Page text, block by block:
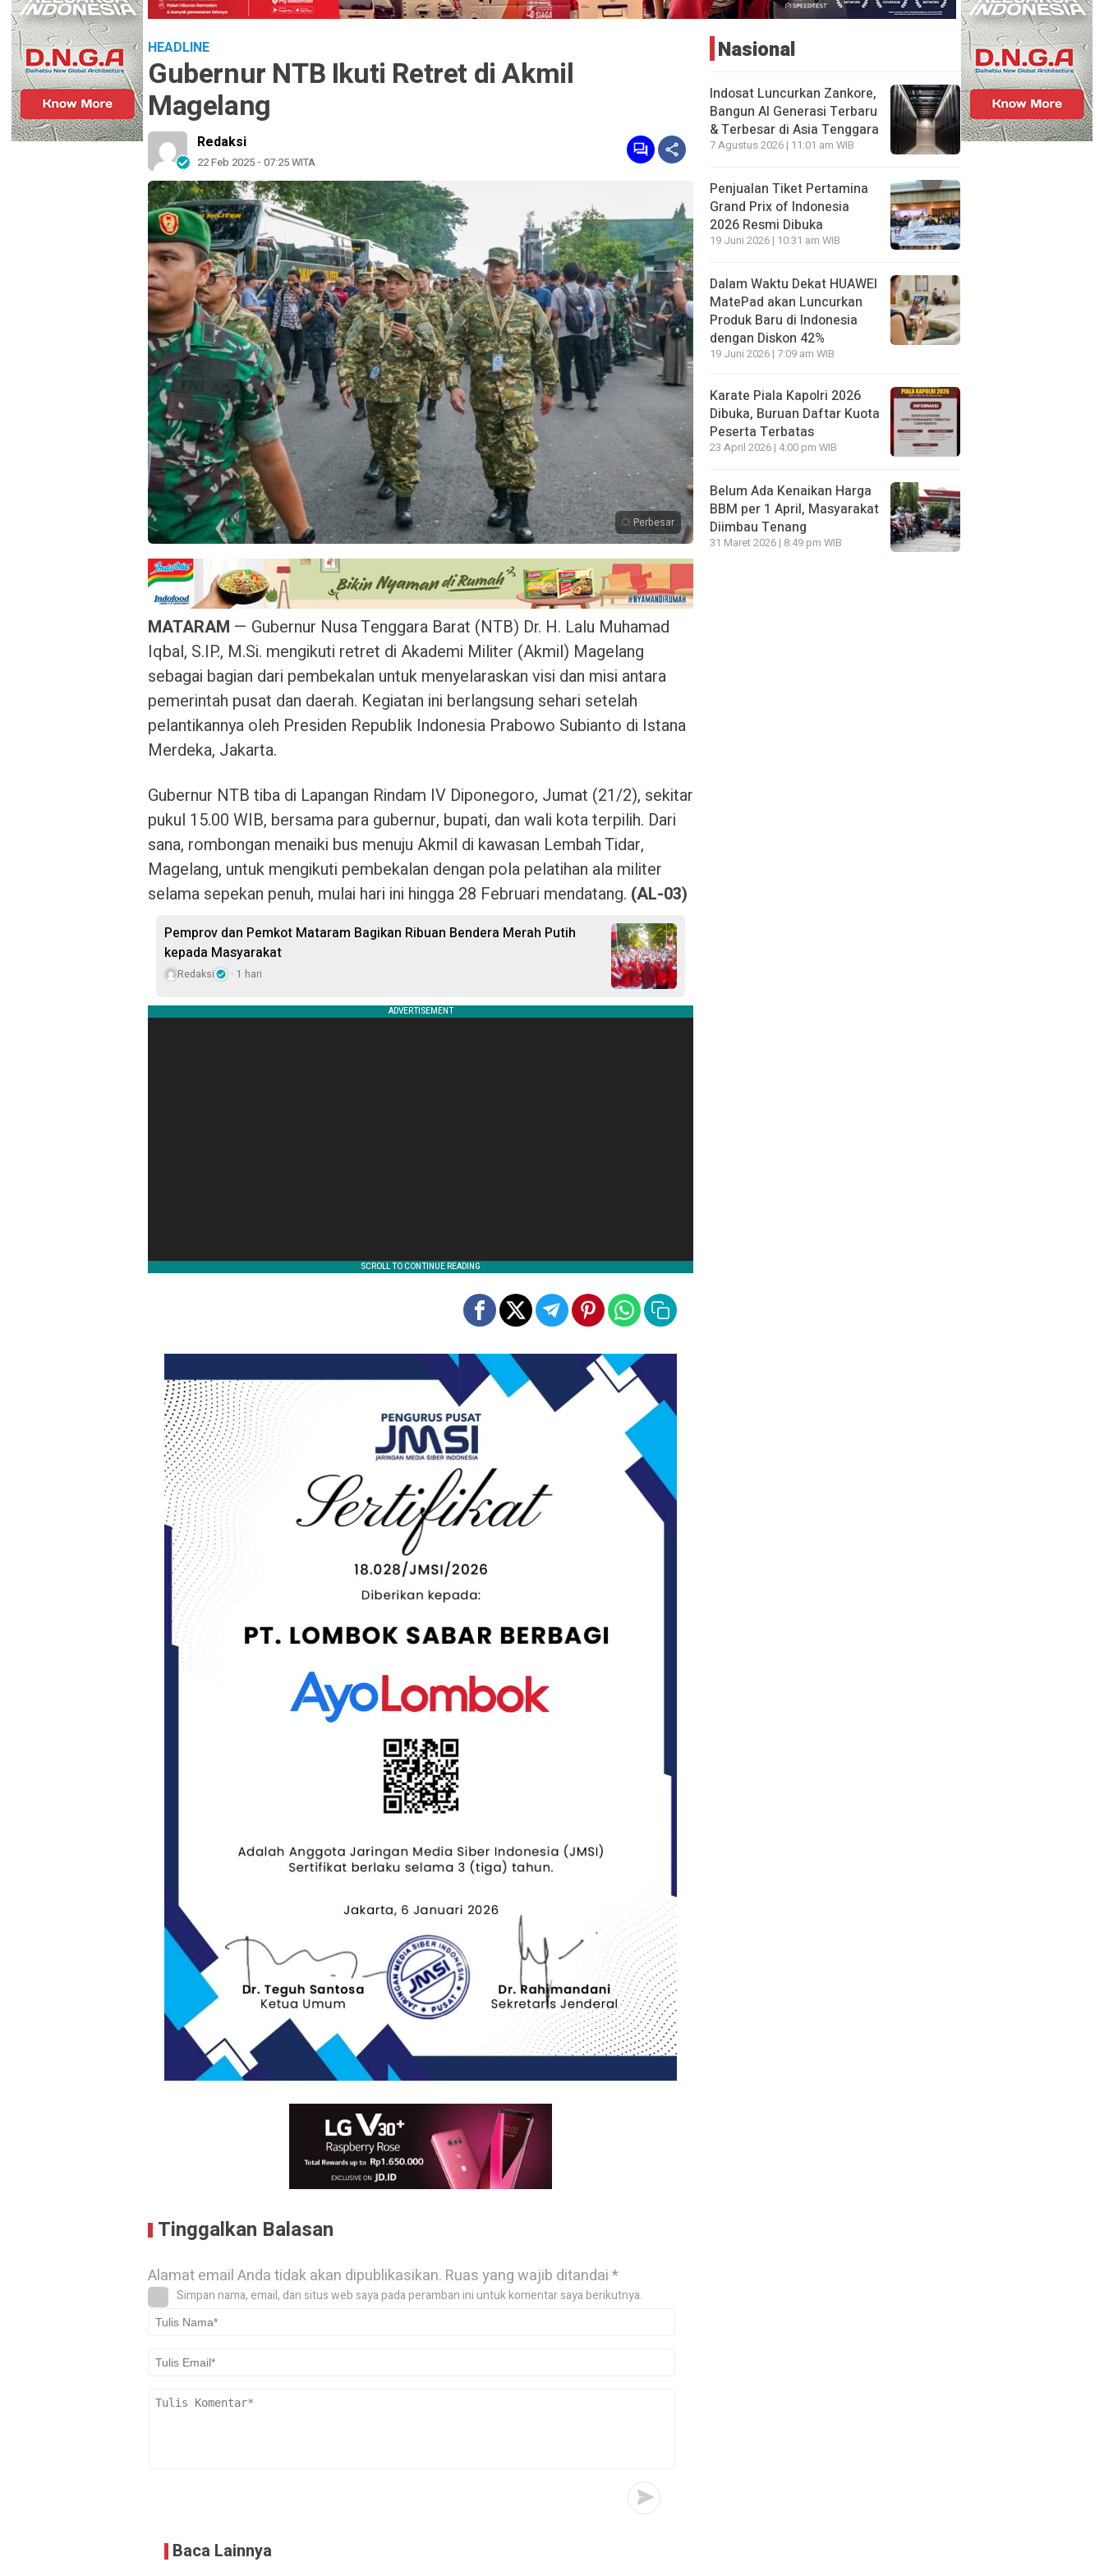
HEADLINE
Gubernur NTB Ikuti Retret di Akmil
Magelang
Redaksi
22 Feb 2025 - 07:25 WITA
Perbesar
MATARAM — Gubernur Nusa Tenggara Barat (NTB) Dr. H. Lalu Muhamad
Iqbal, S.IP., M.Si. mengikuti retret di Akademi Militer (Akmil) Magelang
sebagai bagian dari pembekalan untuk menyelaraskan visi dan misi antara
pemerintah pusat dan daerah. Kegiatan ini berlangsung sehari setelah
pelantikannya oleh Presiden Republik Indonesia Prabowo Subianto di Istana
Merdeka, Jakarta.
Gubernur NTB tiba di Lapangan Rindam IV Diponegoro, Jumat (21/2), sekitar
pukul 15.00 WIB, bersama para gubernur, bupati, dan wali kota terpilih. Dari
sana, rombongan menaiki bus menuju Akmil di kawasan Lembah Tidar,
Magelang, untuk mengikuti pembekalan dengan pola pelatihan ala militer
selama sepekan penuh, mulai hari ini hingga 28 Februari mendatang. (AL-03)
Pemprov dan Pemkot Mataram Bagikan Ribuan Bendera Merah Putih
kepada Masyarakat
Redaksi 1 hari
Tinggalkan Balasan
Alamat email Anda tidak akan dipublikasikan. Ruas yang wajib ditandai*
Simpan nama, email, dan situs web saya pada peramban ini untuk komentar saya berikutnya.
Baca Lainnya
Nasional
Indosat Luncurkan Zankore,
Bangun AI Generasi Terbaru
& Terbesar di Asia Tenggara
7 Agustus 2026 | 11:01 am WIB
Penjualan Tiket Pertamina
Grand Prix of Indonesia
2026 Resmi Dibuka
19 Juni 2026 | 10:31 am WIB
Dalam Waktu Dekat HUAWEI
MatePad akan Luncurkan
Produk Baru di Indonesia
dengan Diskon 42%
19 Juni 2026 | 7:09 am WIB
Karate Piala Kapolri 2026
Dibuka, Buruan Daftar Kuota
Peserta Terbatas
23 April 2026 | 4:00 pm WIB
Belum Ada Kenaikan Harga
BBM per 1 April, Masyarakat
Diimbau Tenang
31 Maret 2026 | 8:49 pm WIB